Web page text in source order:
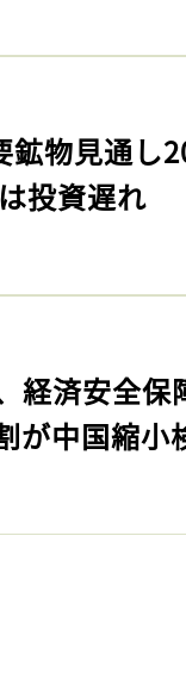
鉱物見通
投資遅れ
経済安全
が中国縮小